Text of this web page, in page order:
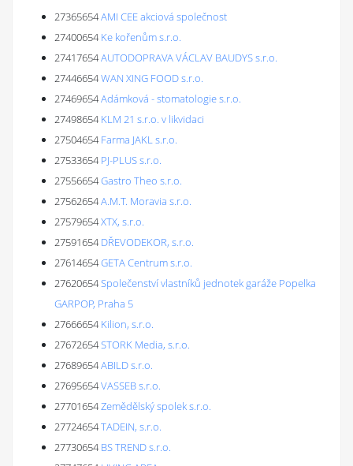
27365654AMI CEE akciová společnost
27400654 Ke kořenům s.r.o.
27417654AUTODOPRAVA VÁCLAV BAUDYS s.r.o.
27446654WAN XING FOOD s.r.o.
27469654Adámková - stomatologie s.r.o.
27498654 KLM 21 s.r.o. v likvidaci
27504654 Farma JAKL s.r.o.
27533654 PJ-PLUS s.r.o.
27556654Gastro Theo s.r.o.
27562654A.M.T. Moravia s.r.o.
27579654XTX, s.r.o.
27591654 DŘEVODEKOR, s.r.o.
27614654GETA Centrum s.r.o.
27620654Společenství vlastníků jednotek garáže Popelka
GARPOP, Praha 5
27666654 Kilion, s.r.o.
27672654STORK Media, s.r.o.
27689654ABILD s.r.o.
27695654VASSEB s.r.o.
27701654Zemědělský spolek s.r.o.
27724654TADEIN, s.r.o.
27730654 BS TREND s.r.o.